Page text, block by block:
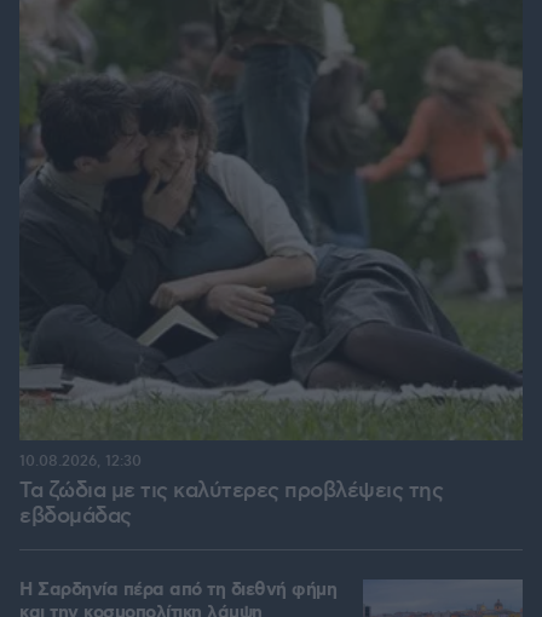
Τα ζώδια με τις καλύτερες προβλέψεις της
εβδομάδας
10.08.2026, 12:30
Η Σαρδηνία πέρα από τη διεθνή φήμη